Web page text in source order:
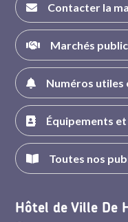
Contacter la
Marchés
Numéros utiles
Équipements
Toutes nos
Hôtel de Ville De